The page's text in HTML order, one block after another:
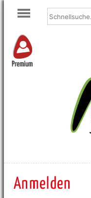
Premium
Anmelden